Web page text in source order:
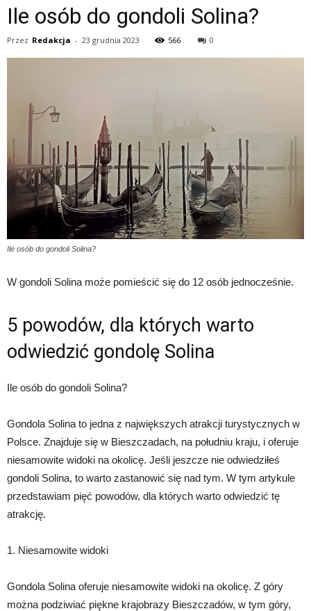
Ile osób do gondoli Solina?
Przez Redakcja - 23 grudnia 2023 566 0
Ile osób do gondoli Solina?
W gondoli Solina może pomieścić się do 12 osób jednocześnie.
5 powodów, dla których warto
odwiedzić gondolę Solina
Ile osób do gondoli Solina?
Gondola Solina to jedna z największych atrakcji turystycznych w
Polsce. Znajduje się w Bieszczadach, na południu kraju, i oferuje
niesamowite widoki na okolicę. Jeśli jeszcze nie odwiedziłeś
gondoli Solina, to warto zastanowić się nad tym. W tym artykule
przedstawiam pięć powodów, dla których warto odwiedzić tę
atrakcję.
1. Niesamowite widoki
Gondola Solina oferuje niesamowite widoki na okolicę. Z góry
można podziwiać piękne krajobrazy Bieszczadów, w tym góry,